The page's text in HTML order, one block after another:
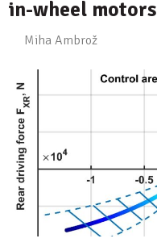
in-wheel motors
Miha Ambrož